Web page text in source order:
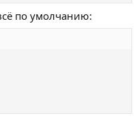
по умолчанию: